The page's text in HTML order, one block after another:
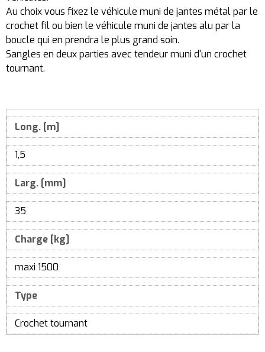
Au choix vous fixez le véhicule muni de jantes métal par le
crochet fil ou bien le véhicule muni de jantes alu par la
boucle qui en prendra le plus grand soin.
Sangles en deux parties avec tendeur muni d'un crochet
tournant.
Long. [m]
1,5
Larg. [mm]
35
Charge [kg]
maxi 1500
Type
Crochet tournant